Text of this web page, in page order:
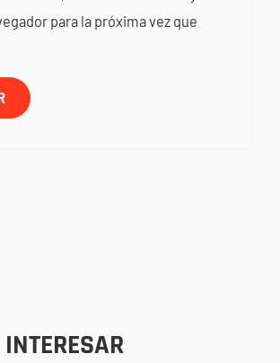
para la próxima vez que